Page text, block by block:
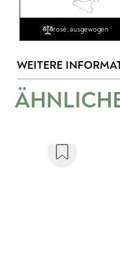
rosé, ausgewogen
WEITERE